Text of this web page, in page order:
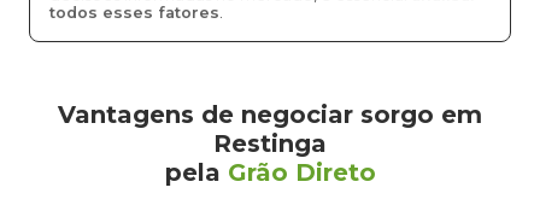
todos esses fatores.
Vantagens de negociar sorgo em
Restinga
pela Grão Direto